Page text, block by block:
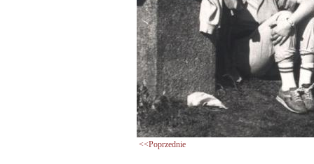
<<Poprzednie